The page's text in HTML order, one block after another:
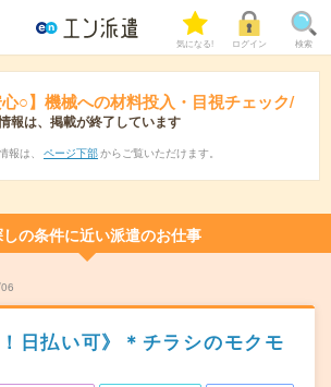
気になる! ログイン 検索
心○】機械への材料投入・目視チェック/
報は、掲載が終了しています
報は、 ページ下部 からご覧いただけます。
しの条件に近い派遣のお仕事
日払い可》＊チラシのモクモ